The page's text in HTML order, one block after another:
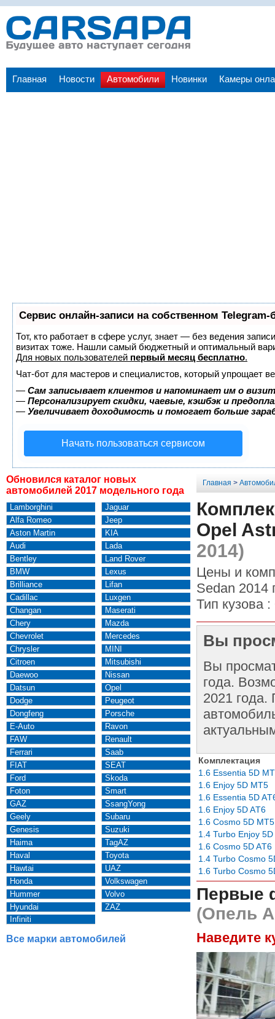
Главная Новости Автомобили Новинки Камеры
Сервис онлайн-записи на собственном Telegram-
Тот, кто работает в сфере услуг, знает — без ведения
визитах тоже. Нашли самый бюджетный и оптимальный
Для новых пользователей первый месяц бесплатно.
Чат-бот для мастеров и специалистов, который упрощает
— Сам записывает клиентов и напоминает им о
— Персонализирует скидки, чаевые, кэшбэк и
— Увеличивает доходимость и помогает больше
Начать пользоваться сервисом
Обновился каталог новых
автомобилей 2017 модельного года
Lamborghini
Alfa Romeo
Aston Martin
Audi
Bentley
BMW
Brilliance
Cadillac
Changan
Chery
Chevrolet
Chrysler
Citroen
Daewoo
Datsun
Dodge
Dongfeng
E-Auto
FAW
Ferrari
FIAT
Ford
Foton
GAZ
Geely
Genesis
Haima
Haval
Hawtai
Honda
Hummer
Hyundai
Infiniti
Jaguar
Jeep
KIA
Lada
Land Rover
Lexus
Lifan
Luxgen
Maserati
Mazda
Mercedes
MINI
Mitsubishi
Nissan
Opel
Peugeot
Porsche
Ravon
Renault
Saab
SEAT
Skoda
Smart
SsangYong
Subaru
Suzuki
TagAZ
Toyota
UAZ
Volkswagen
Volvo
ZAZ
Все марки автомобилей
Главная >
Opel
2014)
Цены и
Sedan 2014
Тип кузова :
Вы
Вы
года.
2021 года.
Комплектация
1.6 Essentia 5D
1.6 Enjoy 5D МТ5
1.6 Essentia 5D
1.6 Enjoy 5D AТ6
1.6 Cosmo 5D МТ5
1.4 Turbo Enjoy 5D
1.6 Cosmo 5D AТ6
1.4 Turbo Cosmo
1.6 Turbo Cosmo
Первые
(Опель
Наведите